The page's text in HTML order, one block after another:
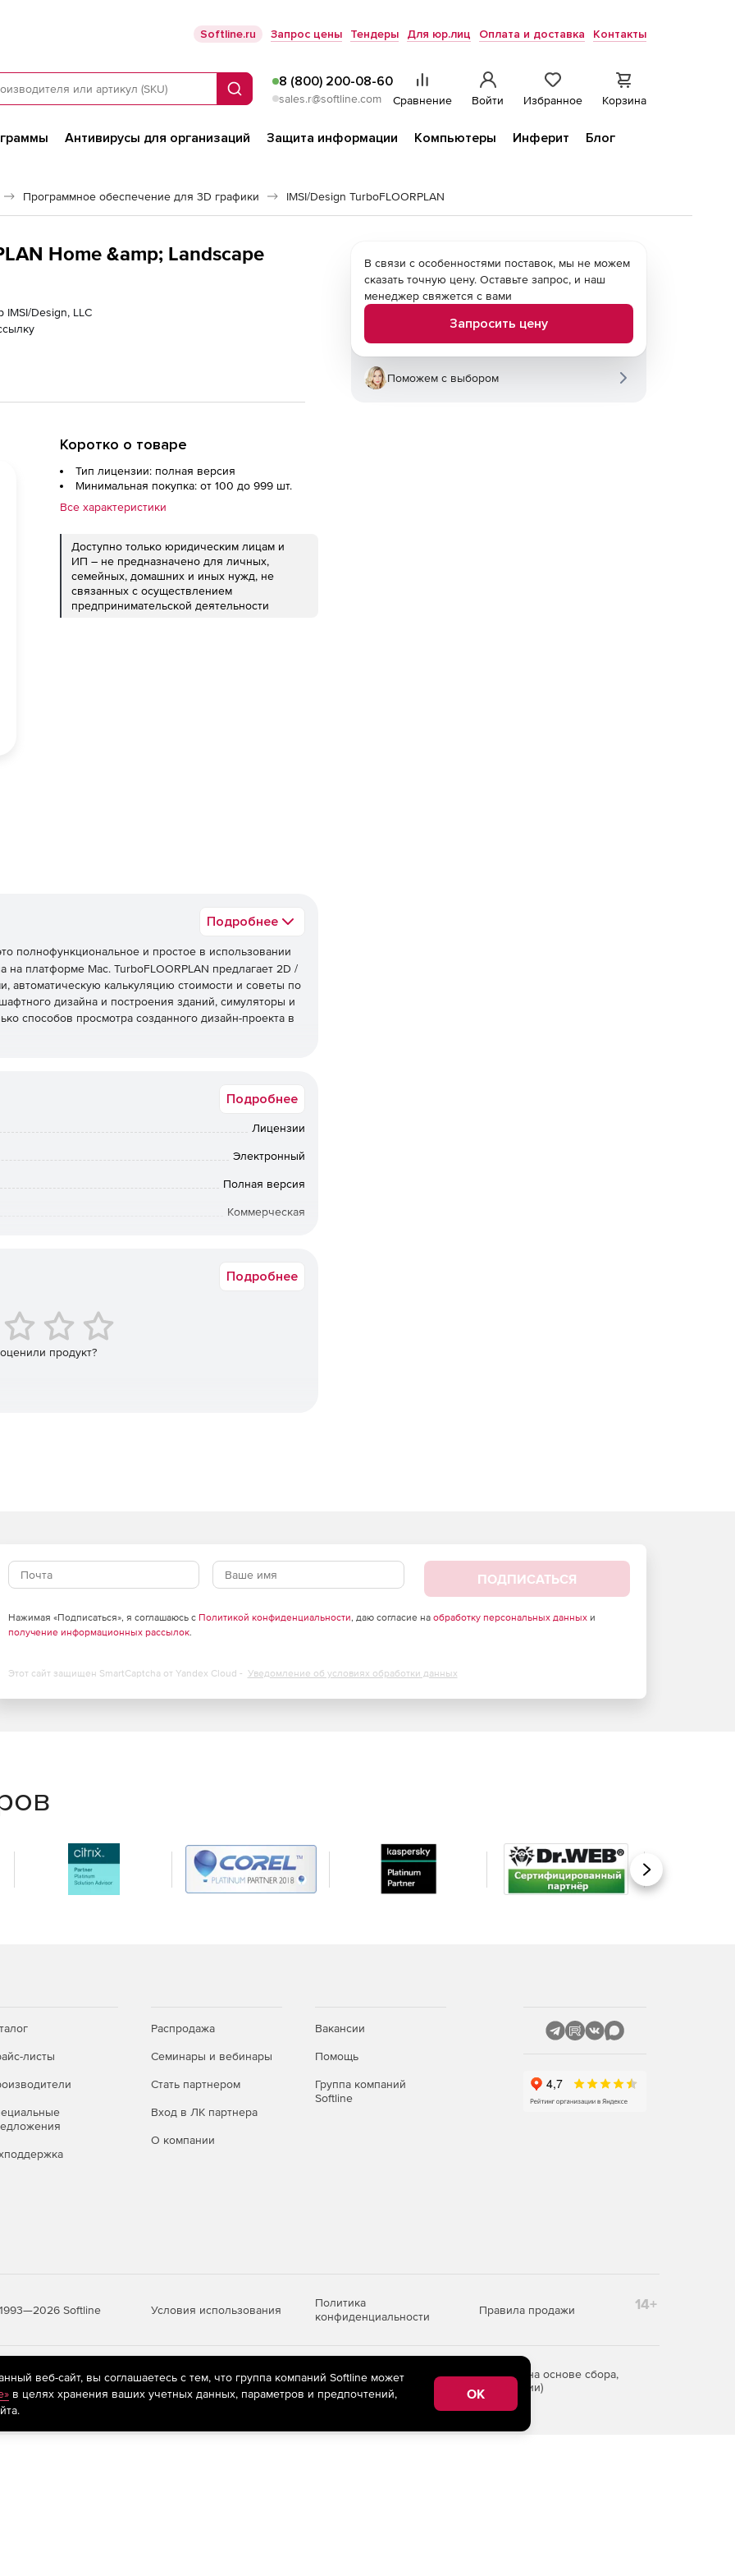
Softline.ru Запрос цены Тендеры Для юр.лиц Оплата и доставка Контакты
Поиск
8 (800) 200-08-60
sales.r@softline.com Сравнение Войти Избранное Корзина
Антивирусы для организаций Защита информации Компьютеры Инферит
Блог
Программное обеспечение для 3D графики IMSI/Design TurboFLOORPLAN
Home &amp; Landscape
Design, LLC
Коротко о товаре
Тип лицензии: полная версия
Минимальная покупка: от 100 до 999 шт.
Все характеристики
Доступно только юридическим лицам и
ИП – не предназначено для личных,
семейных, домашних и иных нужд, не
связанных с осуществлением
предпринимательской деятельности
Подробнее
полнофункциональное и простое в использовании
платформе Mac. TurboFLOORPLAN предлагает 2D /
автоматическую калькуляцию стоимости и советы по
дизайна и построения зданий, симуляторы и
способов просмотра созданного дизайн-проекта в
домашних проектов.
собственных планов этажей.
этапов домашнего дизайна или
декорирования и ремоделирования. Многие из
фирменные объекты или материалы, которые
даже включает в себя «зеленые» объекты и
счетчики, бамбуковые шкафы и напольные покрытия.
и деревьев.
материала.
Подробнее
Лицензии
Электронный
Полная версия
Коммерческая
Подробнее
продукт?
В связи с особенностями поставок, мы не можем
сказать точную цену. Оставьте запрос, и наш
менеджер свяжется с вами
Запросить цену
Поможем с выбором
ПОДПИСАТЬСЯ
Нажимая «Подписаться», я соглашаюсь с Политикой конфиденциальности, даю согласие на обработку персональных данныхи
получение информационных рассылок.
Этот сайт защищен SmartCaptcha от Yandex Cloud - Уведомление об условиях обработки данных
Вперед
листы
Распродажа
Семинары и вебинары
Стать партнером
Вход в ЛК партнера
О компании
Вакансии
Помощь
Группа компаний
Softline
Softline Условия использования
Политика
конфиденциальности
Правила продажи 14+
рекомендательные технологии(информационные технологии предоставления информации на основе сбора,
пользователей сети «Интернет», находящихся на территории Российской Федерации)
веб-сайт, вы соглашаетесь с тем, что группа компаний Softline может
в целях хранения ваших учетных данных, параметров и предпочтений,
OK